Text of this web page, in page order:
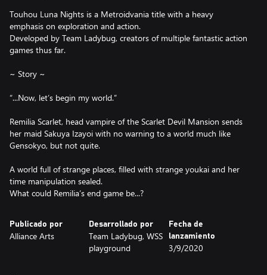
Touhou Luna Nights is a Metroidvania title with a heavy
emphasis on exploration and action.
Developed by Team Ladybug, creators of multiple fantastic action
games thus far.
~ Story ~
“...Now, let’s begin my world.”
Remilia Scarlet, head vampire of the Scarlet Devil Mansion sends
her maid Sakuya Izayoi with no warning to a world much like
Gensokyo, but not quite.
A world full of strange places, filled with strange youkai and her
time manipulation sealed.
What could Remilia’s end game be...?
Publicado por
Alliance Arts
Desarrollado por
Team Ladybug, WSS
playground
Fecha de
lanzamiento
3/9/2020